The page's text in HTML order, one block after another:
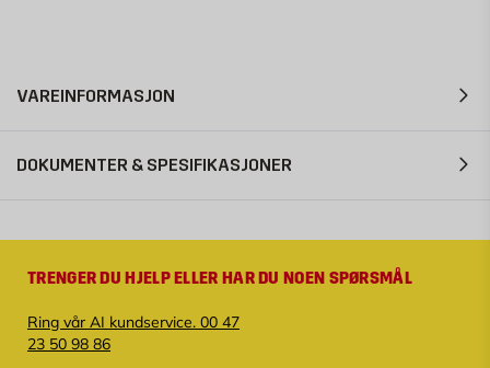
VAREINFORMASJON
DOKUMENTER & SPESIFIKASJONER
TRENGER DU HJELP ELLER HAR DU NOEN SPØRSMÅL
Ring vår AI kundservice. 00 47
23 50 98 86